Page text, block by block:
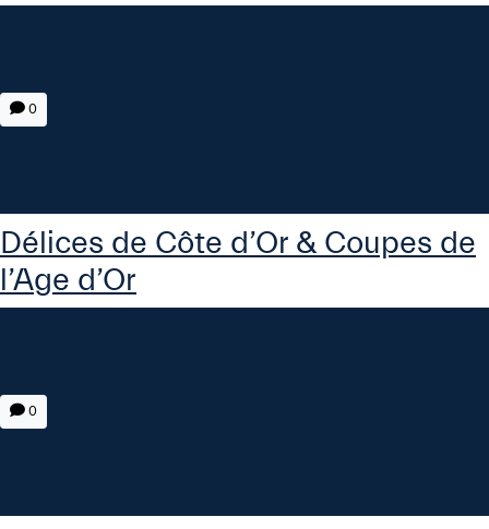
0
Délices de Côte d’Or & Coupes de
l’Age d’Or
0